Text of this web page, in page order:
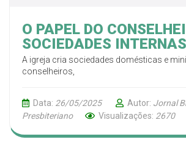
O PAPEL DO
SOCIEDADES
A igreja cria sociedades domésticas e
conselheiros,
Data: 26/05/2025 Autor: Jornal
Presbiteriano
Visualizações: 2670